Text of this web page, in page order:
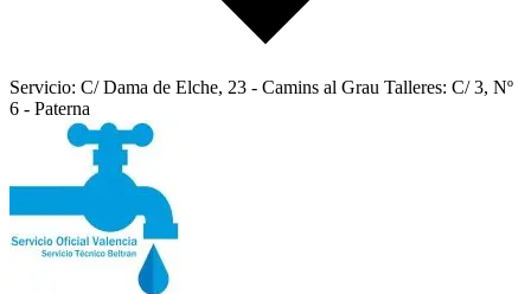
Servicio: C/ Dama de Elche, 23 - Camins al Grau Talleres: C/ 3, Nº
6 - Paterna